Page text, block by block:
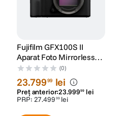
Fujifilm GFX100S II
Aparat Foto Mirrorless
Format Mediu 102MP
Negru
(0)
23.79999 lei
Preț anterior:23.99999 lei
PRP: 27.499 99 lei